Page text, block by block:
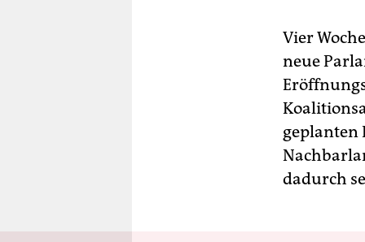
Vier
neue
geplanten
dadurch